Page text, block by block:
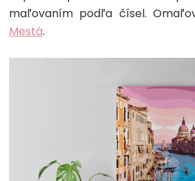
maľovaním podľa čísel.
Mestá.